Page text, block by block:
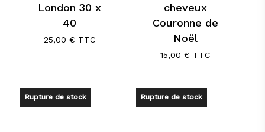
London 30 x
40
25,00 € TTC
cheveux
Couronne de
Noël
15,00€ TTC
Rupture de stock Rupture de stock